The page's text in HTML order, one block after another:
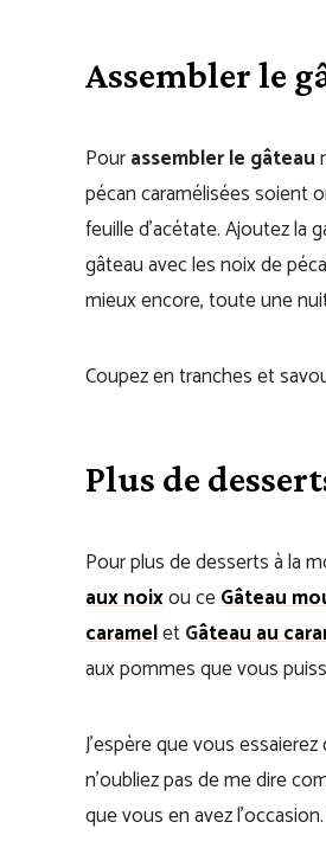
Assembler le
Pourassembler le gâteau
pécan caramélisées soient
feuille d’acétate. Ajoutez la
gâteau avec les noix de
mieux encore, toute une
Coupez en tranches et
Plus de
Pour plus de desserts à la
aux noixou ceGâteau
carameletGâteau au
aux pommes que vous
J’espère que vous
n’oubliez pas de me dire
que vous en avez